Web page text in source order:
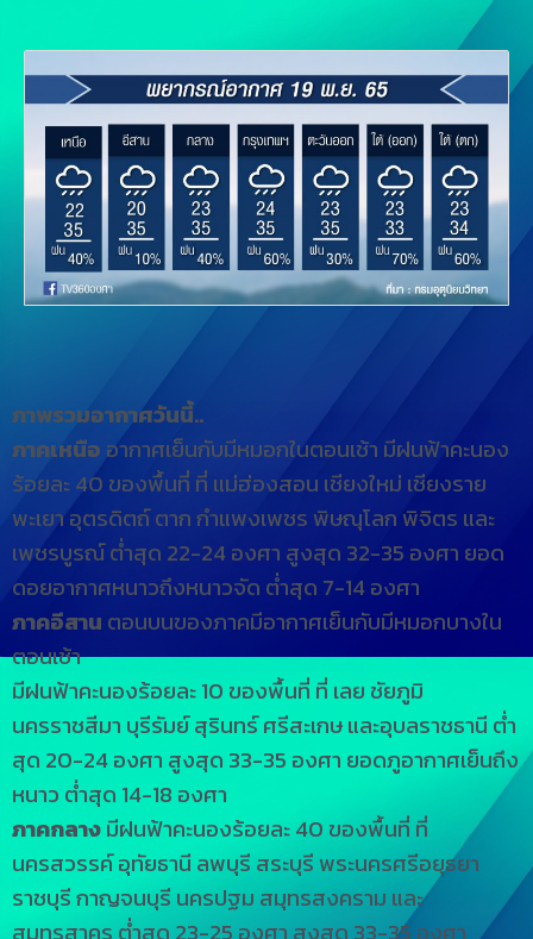
ภาพรวมอากาศวันนี้..
ภาคเหนือ อากาศเย็นกับมีหมอกในตอนเช้า มีฝนฟ้าคะนอง
ร้อยละ 40 ของพื้นที่ ที่ แม่ฮ่องสอน เชียงใหม่ เชียงราย
พะเยา อุตรดิตถ์ ตาก กำแพงเพชร พิษณุโลก พิจิตร และ
เพชรบูรณ์ ต่ำสุด 22-24 องศา สูงสุด 32-35 องศา ยอด
ดอยอากาศหนาวถึงหนาวจัด ต่ำสุด 7-14 องศา
ภาคอีสาน ตอนบนของภาคมีอากาศเย็นกับมีหมอกบางใน
ตอนเช้า
มีฝนฟ้าคะนองร้อยละ 10 ของพื้นที่ ที่ เลย ชัยภูมิ
นครราชสีมา บุรีรัมย์ สุรินทร์ ศรีสะเกษ และอุบลราชธานี ต่ำ
สุด 20-24 องศา สูงสุด 33-35 องศา ยอดภูอากาศเย็นถึง
หนาว ต่ำสุด 14-18 องศา
ภาคกลางมีฝนฟ้าคะนองร้อยละ 40 ของพื้นที่ ที่
นครสวรรค์ อุทัยธานี ลพบุรี สระบุรี พระนครศรีอยุธยา
ราชบุรี กาญจนบุรี นครปฐม สมุทรสงคราม และ
สมุทรสาคร ต่ำสุด 23-25 องศา สูงสุด 33-35 องศา